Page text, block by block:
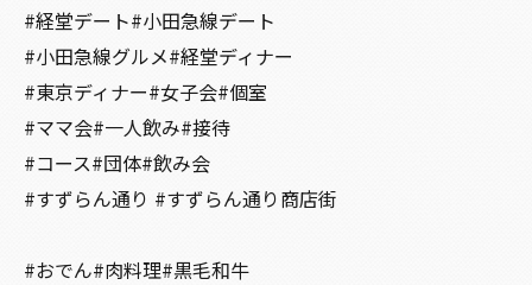
#経堂デート#小田急線デート
#小田急線グルメ#経堂ディナー
#東京ディナー#女子会#個室
#ママ会#一人飲み#接待
#コース#団体#飲み会
#すずらん通り #すずらん通り商店街
#おでん#肉料理#黒毛和牛